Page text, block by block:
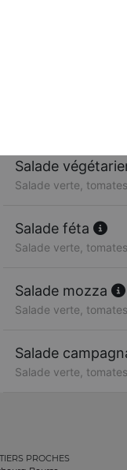
Salade
Salade verte,
Salade féta
Salade verte,
Salade mozza
Salade verte,
Salade
Salade verte,
PROCHES